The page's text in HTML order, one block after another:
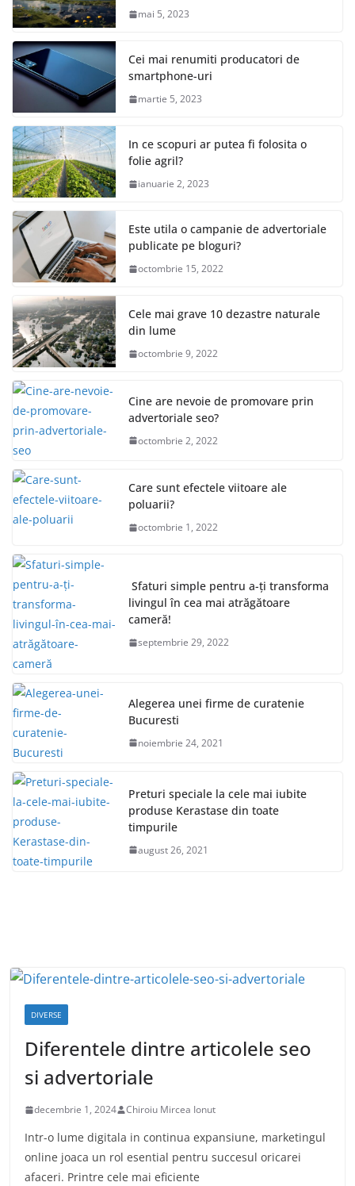
mai 5, 2023
Cei mai renumiti producatori de
smartphone-uri
martie 5, 2023
In ce scopuri ar putea fi folosita o
folie agril?
ianuarie 2, 2023
Este utila o campanie de advertoriale
publicate pe bloguri?
octombrie 15, 2022
Cele mai grave 10 dezastre naturale
din lume
octombrie 9, 2022
Cine are nevoie de promovare prin
advertoriale seo?
octombrie 2, 2022
Care sunt efectele viitoare ale
poluarii?
octombrie 1, 2022
Sfaturi simple pentru a-ți transforma
livingul în cea mai atrăgătoare
cameră!
septembrie 29, 2022
Alegerea unei firme de curatenie
Bucuresti
noiembrie 24, 2021
Preturi speciale la cele mai iubite
produse Kerastase din toate
timpurile
august 26, 2021
DIVERSE
Diferentele dintre articolele seo
si advertoriale
decembrie 1, 2024 Chiroiu Mircea Ionut
Intr-o lume digitala in continua expansiune, marketingul
online joaca un rol esential pentru succesul oricarei
afaceri. Printre cele mai eficiente